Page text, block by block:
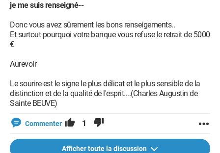
je me suis renseigné--
Donc vous avez sûrement les bons renseigements..
Et surtout pourquoi votre banque vous refuse le retrait de 5000
€
Aurevoir
Le sourire est le signe le plus délicat et le plus sensible de la
distinction et de la qualité de l'esprit....(Charles Augustin de
Sainte BEUVE)
Commenter 1
Afficher toute la discussion